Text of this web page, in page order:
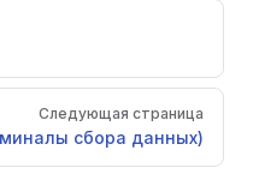
Следующая страница
сбора данных)